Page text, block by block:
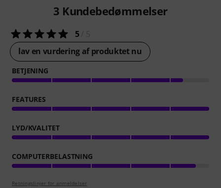
3 Kundebedømmelser
5/ 5
lav en vurdering af produktet nu
BETJENING
FEATURES
LYD/KVALITET
COMPUTERBELASTNING
Retningslinjer for anmeldelser